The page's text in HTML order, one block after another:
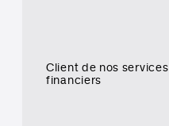
Client de nos services
financiers